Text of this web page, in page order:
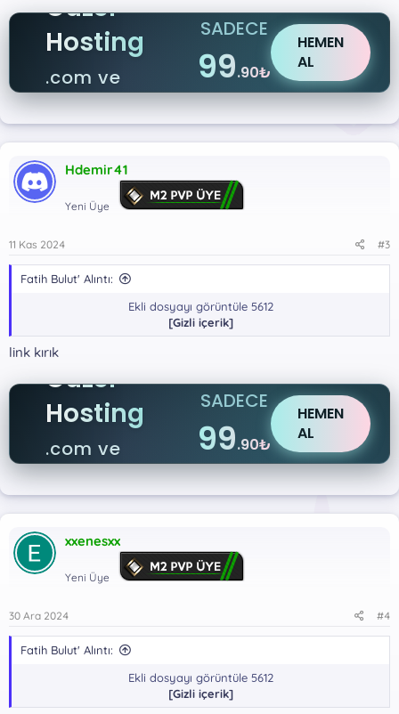
Güzel
Hosting
.com ve
.net
SADECE
99.90₺
HEMEN
AL
Hdemir41
Yeni Üye
11 Kas 2024 #3
Fatih Bulut' Alıntı:
Ekli dosyayı görüntüle 5612
[Gizli içerik]
link kırık
Güzel
Hosting
.com ve
.net
SADECE
99.90₺
HEMEN
AL
xxenesxx
Yeni Üye
30 Ara 2024 #4
Fatih Bulut' Alıntı:
Ekli dosyayı görüntüle 5612
[Gizli içerik]